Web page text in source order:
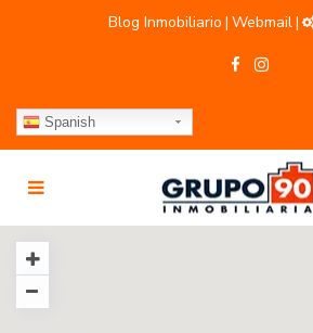
Blog Inmobiliario | Webmail|
Spanish